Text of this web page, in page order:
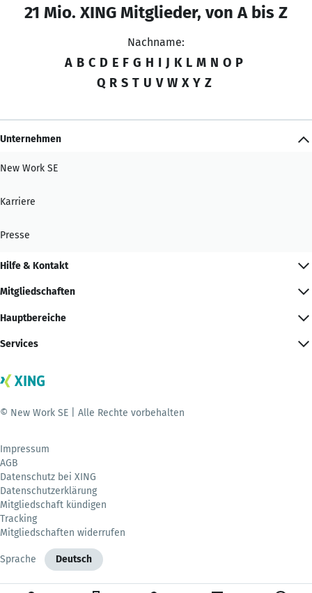
21 Mio. XING Mitglieder, von A bis Z
Nachname:
A B C D E F G H I J K L M N O P
Q R S T U V W X Y Z
Unternehmen
New Work SE
Karriere
Presse
Hilfe & Kontakt
Mitgliedschaften
Hauptbereiche
Services
© New Work SE | Alle Rechte vorbehalten
Impressum
AGB
Datenschutz bei XING
Datenschutzerklärung
Mitgliedschaft kündigen
Tracking
Mitgliedschaften widerrufen
Sprache Deutsch